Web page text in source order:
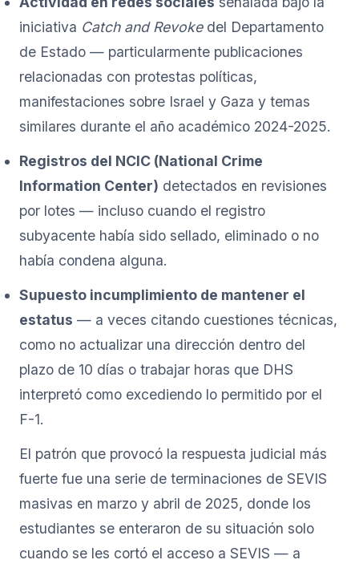
iniciativa Catch and Revokedel Departamento
de Estado — particularmente publicaciones
relacionadas con protestas políticas,
manifestaciones sobre Israel y Gaza y temas
similares durante el año académico 2024-2025.
Registros del NCIC (National Crime
Information Center) detectados en revisiones
por lotes — incluso cuando el registro
subyacente había sido sellado, eliminado o no
había condena alguna.
Supuesto incumplimiento de mantener el
estatus — a veces citando cuestiones técnicas,
como no actualizar una dirección dentro del
plazo de 10 días o trabajar horas que DHS
interpretó como excediendo lo permitido por el
F-1.
El patrón que provocó la respuesta judicial más
fuerte fue una serie de terminaciones de SEVIS
masivas en marzo y abril de 2025, donde los
estudiantes se enteraron de su situación solo
cuando se les cortó el acceso a SEVIS — a